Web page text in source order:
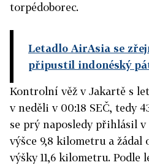
torpédoborec.
Letadlo AirAsia se
připustil indonéský
Kontrolní věž v Jakartě s
v neděli v 00:18 SEČ, tedy
se prý naposledy přihlásil v
výšce 9,8 kilometru a
výšky 11,6 kilometru. Podle